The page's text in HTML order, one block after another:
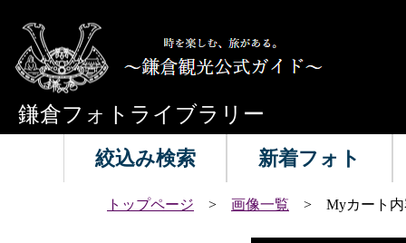
鎌倉フォトライブラリー
絞込み検索 新着フォト
トップページ > 画像一覧 > Myカート内